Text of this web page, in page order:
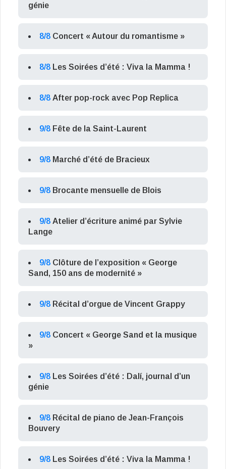
génie
8/8 Concert « Autour du romantisme »
8/8 Les Soirées d’été : Viva la Mamma !
8/8 After pop-rock avec Pop Replica
9/8 Fête de la Saint-Laurent
9/8 Marché d’été de Bracieux
9/8 Brocante mensuelle de Blois
9/8 Atelier d’écriture animé par Sylvie
Lange
9/8 Clôture de l’exposition « George
Sand, 150 ans de modernité »
9/8 Récital d’orgue de Vincent Grappy
9/8 Concert « George Sand et la musique
»
9/8 Les Soirées d’été : Dalí, journal d’un
génie
9/8 Récital de piano de Jean-François
Bouvery
9/8 Les Soirées d’été : Viva la Mamma !